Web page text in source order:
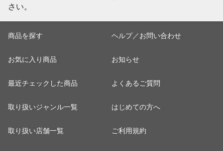
さい。
商品を探す
お気に入り商品
最近チェックした商品
取り扱いジャンル一覧
取り扱い店舗一覧
ヘルプ／お問い合わせ
お知らせ
よくあるご質問
はじめての方へ
ご利用規約